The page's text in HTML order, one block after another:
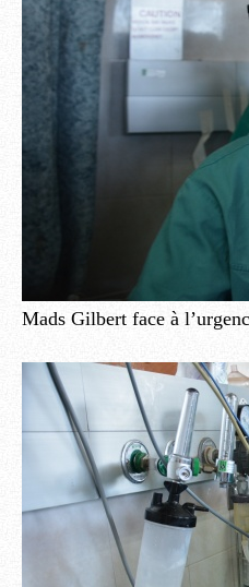
Mads Gilbert face à